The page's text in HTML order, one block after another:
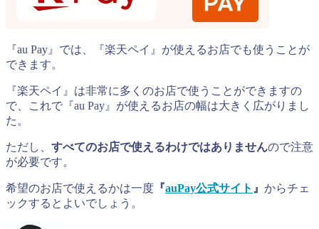
『au Pay』では、『楽天ペイ』が使えるお店でも使うことが
できます。
『楽天ペイ』は非常に多くのお店で使うことができますの
で、これで『au Pay』が使えるお店の幅は大きく広がりまし
た。
ただし、 すべてのお店で使えるわけではありませんので注意
が必要です。
希望のお店で使えるかは一度 『auPay公式サイト 』 からチェ
ックするとよいでしょう。